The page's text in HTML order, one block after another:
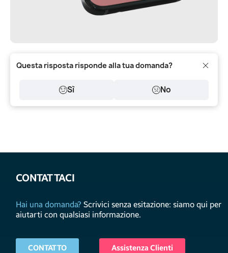
Questa risposta risponde alla tua domanda?
Sì No
CONTATTACI
Hai una domanda? Scrivici senza esitazione: siamo qui per
aiutarti con qualsiasi informazione.
CONTATTO Assistenza Clienti